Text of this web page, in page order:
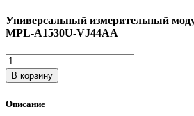
Универсальный измерительный
MPL-A1530U-VJ44AA
Количество
товара
Универсальный
модуль
В корзину
Описание